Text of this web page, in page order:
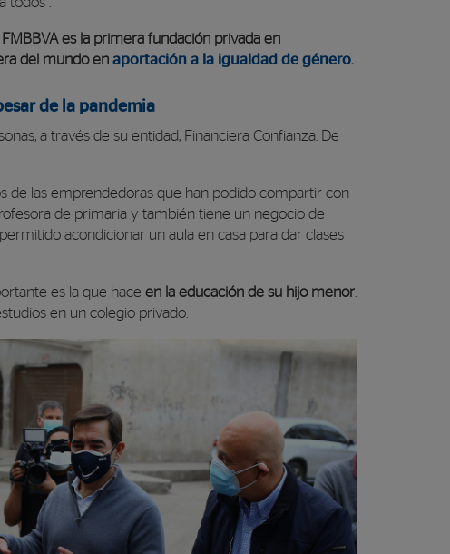
FMBBVA es la primera fundación privada en
del mundo en aportación a la igualdad de género.
de la pandemia
a través de su entidad, Financiera Confianza. De
de las emprendedoras que han podido compartir con
de primaria y también tiene un negocio de
acondicionar un aula en casa para dar clases
es la que hace en la educación de su hijo menor
en un colegio privado.